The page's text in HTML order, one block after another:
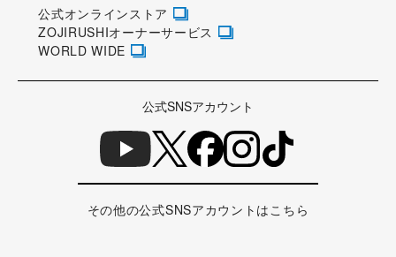
公式オンラインストア
ZOJIRUSHIオーナーサービス
WORLD WIDE
公式SNSアカウント
その他の公式SNSアカウントはこちら